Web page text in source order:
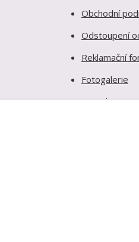
Obchodní
Odstoupení
Reklamační
Fotogalerie
Kontakty